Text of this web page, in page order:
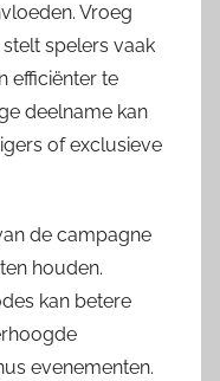
Vroeg
spelers vaak
efficiënter te
deelname kan
of exclusieve
de campagne
houden.
kan betere
evenementen.